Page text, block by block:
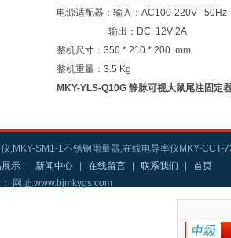
电源适配器：输入：AC100-220V 50Hz
输出：DC 12V 2A
整机尺寸：350 * 210 * 200 mm
整机重量：3.5 Kg
MKY-YLS-Q10G 静脉可视大鼠尾注固定
,MKY-SM1-1不锈钢雨量器,在线电导率仪MKY-CCT-
展示 新闻中心 在线留言 联系我们
首页
网址:www.bjmkygs.com